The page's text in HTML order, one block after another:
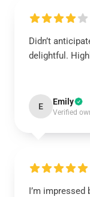
Didn’t
delightful.
E Emily
Verified
I’m